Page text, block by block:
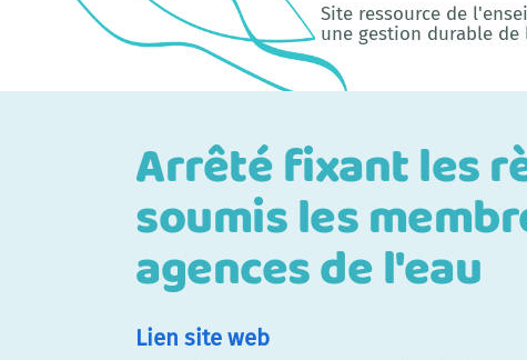
Site ressource de
une gestion durable de
Arrêté fixant les
soumis les
agences de l'eau
Lien site web